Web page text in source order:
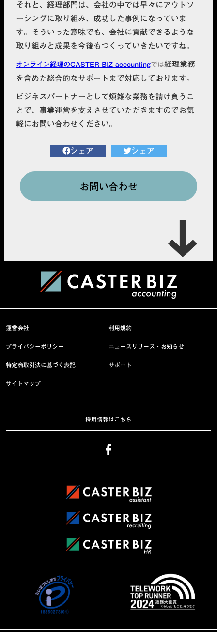
それと、経理部門は、会社の中では早々にアウトソ
ーシングに取り組み、成功した事例になっていま
す。そういった意味でも、会社に貢献できるような
取り組みと成果を今後もつくっていきたいですね。
オンライン経理のCASTER BIZ accountingでは経理業務
を含めた総合的なサポートまで対応しております。
ビジネスパートナーとして煩雑な業務を請け負うこ
とで、事業運営を支えさせていただきますのでお気
軽にお問い合わせください。
シェア シェア
お問い合わせ
運営会社 利用規約
プライバシーポリシー ニュースリリース・お知らせ
特定商取引法に基づく表記 サポート
サイトマップ
採用情報はこちら